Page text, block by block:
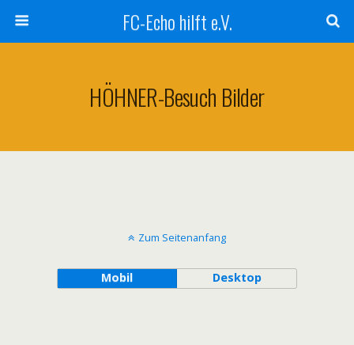
FC-Echo hilft e.V.
HÖHNER-Besuch Bilder
Zum Seitenanfang
Mobil Desktop